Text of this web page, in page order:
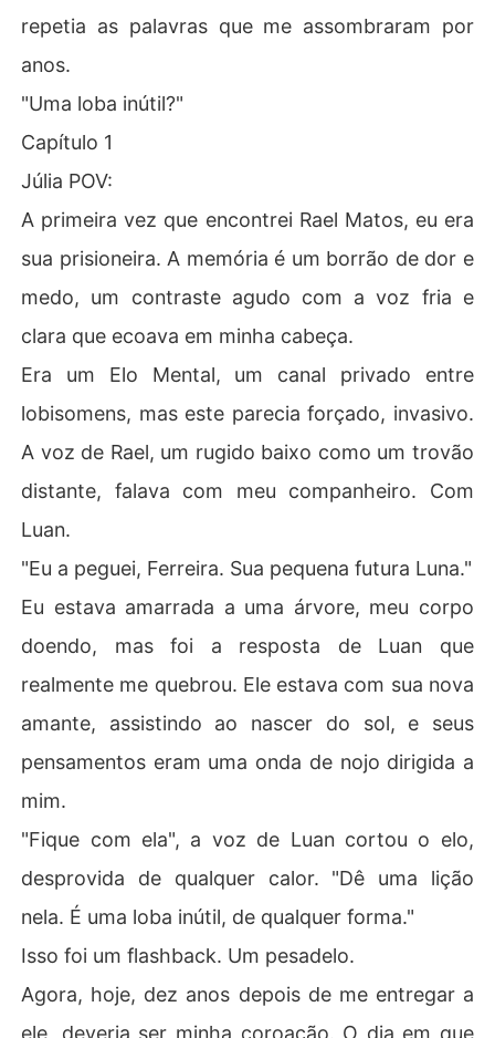
repetia as palavras que me assombraram por
anos.
"Uma loba inútil?"
Capítulo 1
Júlia POV:
A primeira vez que encontrei Rael Matos, eu era
sua prisioneira. A memória é um borrão de dor e
medo, um contraste agudo com a voz fria e
clara que ecoava em minha cabeça.
Era um Elo Mental, um canal privado entre
lobisomens, mas este parecia forçado, invasivo.
A voz de Rael, um rugido baixo como um trovão
distante, falava com meu companheiro. Com
Luan.
"Eu a peguei, Ferreira. Sua pequena futura Luna."
Eu estava amarrada a uma árvore, meu corpo
doendo, mas foi a resposta de Luan que
realmente me quebrou. Ele estava com sua nova
amante, assistindo ao nascer do sol, e seus
pensamentos eram uma onda de nojo dirigida a
mim.
"Fique com ela", a voz de Luan cortou o elo,
desprovida de qualquer calor. "Dê uma lição
nela. É uma loba inútil, de qualquer forma."
Isso foi um flashback. Um pesadelo.
Agora, hoje, dez anos depois de me entregar a
ele, deveria ser minha coroação. O dia em que